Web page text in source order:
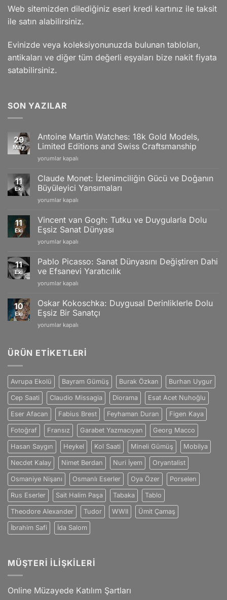
Web sitemizden dilediğiniz eseri kredi kartınız ile taksit
ile satın alabilirsiniz.
Evinizde veya koleksiyonunuzda bulunan tabloları,
antikaları ve diğer tüm değerli eşyaları bize nakit fiyata
satabilirsiniz.
SON YAZILAR
29
May
Antoine Martin Watches: 18k Gold Models,
Limited Editions and Swiss Craftsmanship
Antoine
Watches:
18k
Gold
Models,
Editions
and
Swiss
Craftsmanship
yorumlar kapalı
11
Eki
Claude Monet: İzlenimciliğin Gücü ve Doğanın
Büyüleyici Yansımaları
Claude
İzlenimciliğin
Gücü
ve
Doğanın
Yansımaları
için
yorumlar kapalı
11
Eki
Vincent van Gogh: Tutku ve Duygularla Dolu
Eşsiz Sanat Dünyası
Vincent
Gogh:
Tutku
ve
Duygularla
Eşsiz
Sanat
Dünyası
için
yorumlar kapalı
11
Eki
Pablo Picasso: Sanat Dünyasını Değiştiren Dahi
ve Efsanevi Yaratıcılık
Pablo
Sanat
Dünyasını
Değiştiren
Dahi
Yaratıcılık
yorumlar kapalı
10
Eki
Oskar Kokoschka: Duygusal Derinliklerle Dolu
Eşsiz Bir Sanatçı
Oskar
Derinliklerle
Bir
Sanatçı
için
yorumlar kapalı
ÜRÜN ETIKETLERI
Avrupa Ekolü Bayram Gümüş Burak Özkan Burhan Uygur
Cep Saati Claudio Missagia Diorama Esat Acet Nuhoğlu
Eser Afacan Fabius Brest Feyhaman Duran Figen Kaya
Fotoğraf Fransız Garabet Yazmacıyan Georg Macco
Hasan Saygın Heykel Kol Saati Mineli Gümüş Mobilya
Necdet Kalay Nimet Berdan Nuri İyem Oryantalist
Osmaniye Nişanı Osmanlı Eserler Oya Özer Porselen
Rus Eserler Sait Halim Paşa Tabaka Tablo
Theodore Alexander Tudor WWII Ümit Çamaş
İbrahim Safi İda Salom
MÜŞTERI İLIŞKILERI
Online Müzayede Katılım Şartları